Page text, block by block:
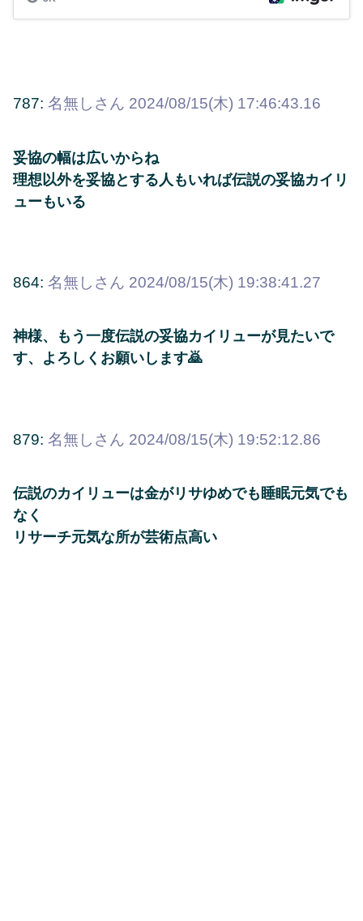
787: 名無しさん 2024/08/15(木) 17:46:43.16
妥協の幅は広いからね
理想以外を妥協とする人もいれば伝説の妥協カイリ
ューもいる
864: 名無しさん 2024/08/15(木) 19:38:41.27
神様、もう一度伝説の妥協カイリューが見たいで
す、よろしくお願いします🙇
879: 名無しさん 2024/08/15(木) 19:52:12.86
伝説のカイリューは金がリサゆめでも睡眠元気でも
なく
リサーチ元気な所が芸術点高い